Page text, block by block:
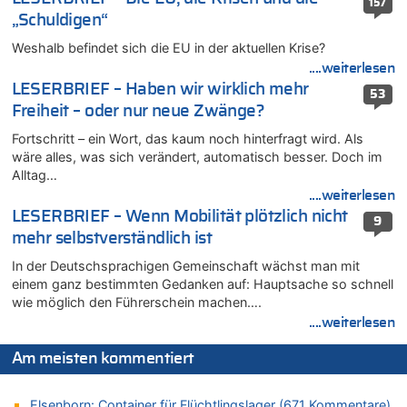
Wasserstand des Rheins in NRW so niedrig wie noch nie
07.08.2026 - 13:23 von JoKrings zu
Tempolimit in 30er-Zonen – Untersuchung von Vias
07.08.2026 - 13:20 von JoKrings zu
In Belgien missachten zwei von drei Autofahrern das
Tempolimit in 30er-Zonen – Untersuchung von Vias
07.08.2026 - 13:04 von Kein Raser zu
In Belgien missachten zwei von drei Autofahrern das
Tempolimit in 30er-Zonen – Untersuchung von Vias
07.08.2026 - 13:01 von Experten? zu
In Belgien missachten zwei von drei Autofahrern das
Tempolimit in 30er-Zonen – Untersuchung von Vias
07.08.2026 - 12:43 von JoKrings zu
Zweite Hitzewelle in diesem Sommer ist jetzt amtlich
In Belgien missachten zwei von drei Autofahrern das
Tempolimit in 30er-Zonen – Untersuchung von Vias
157
„Schuldigen“
Weshalb befindet sich die EU in der aktuellen Krise?
....weiterlesen
53
LESERBRIEF – Haben wir wirklich mehr
Freiheit – oder nur neue Zwänge?
Fortschritt – ein Wort, das kaum noch hinterfragt wird. Als
wäre alles, was sich verändert, automatisch besser. Doch im
Alltag…
....weiterlesen
9
LESERBRIEF – Wenn Mobilität plötzlich nicht
mehr selbstverständlich ist
In der Deutschsprachigen Gemeinschaft wächst man mit
einem ganz bestimmten Gedanken auf: Hauptsache so schnell
wie möglich den Führerschein machen….
....weiterlesen
Am meisten kommentiert